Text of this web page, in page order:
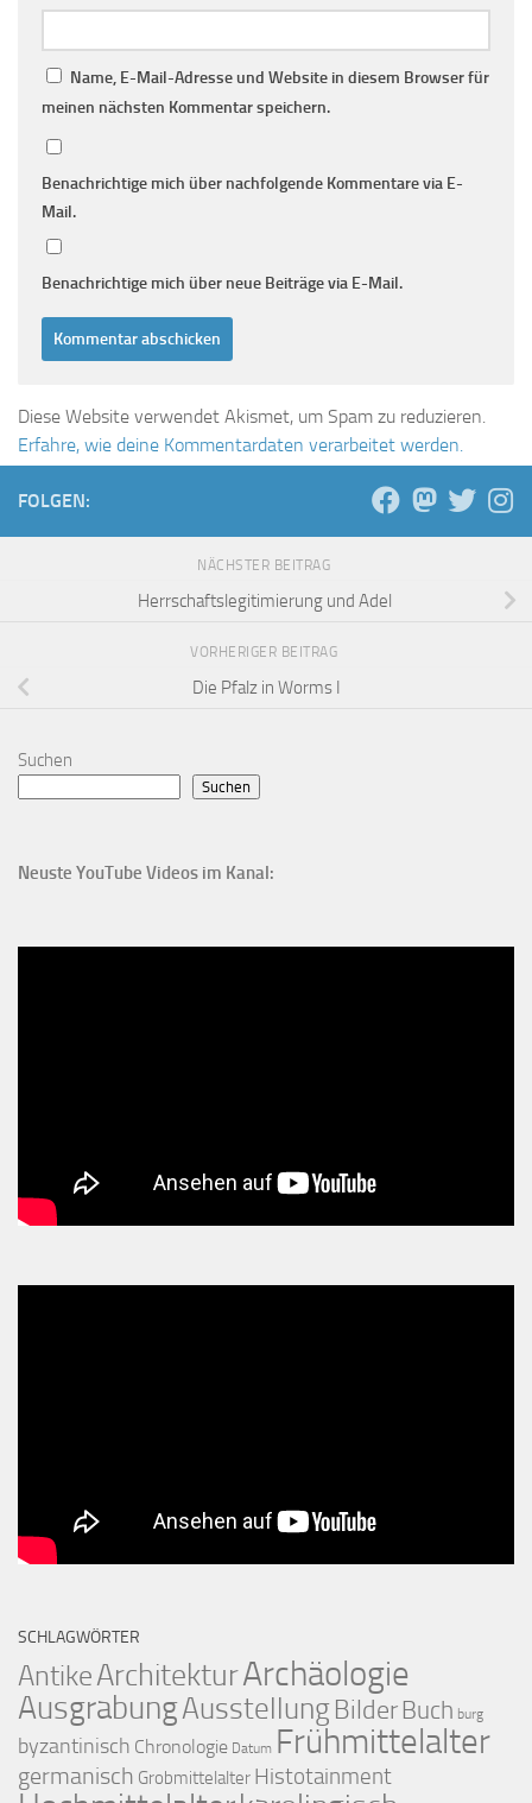
Name, E-Mail-Adresse und Website in diesem Browser für
meinen nächsten Kommentar speichern.
Benachrichtige mich über nachfolgende Kommentare via E-
Mail.
Benachrichtige mich über neue Beiträge via E-Mail.
Diese Website verwendet Akismet, um Spam zu reduzieren.
Erfahre, wie deine Kommentardaten verarbeitet werden.
FOLGEN:
NÄCHSTER BEITRAG
Herrschaftslegitimierung und Adel
VORHERIGER BEITRAG
Die Pfalz in Worms I
Suchen
Suchen
Neuste YouTube Videos im Kanal:
SCHLAGWÖRTER
AntikeArchitekturArchäologie
AusgrabungAusstellungBilder Buch burg
byzantinisch Chronologie Datum Frühmittelalter
germanisch Grobmittelalter Histotainment